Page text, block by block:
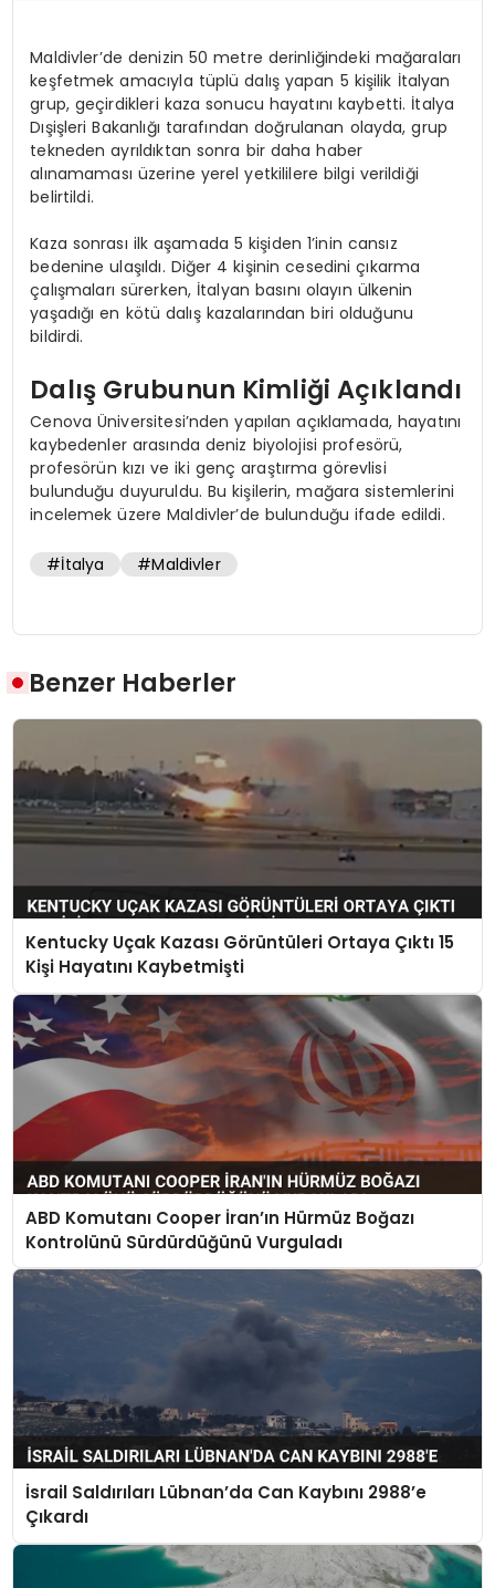
Maldivler’de denizin 50 metre derinliğindeki mağaraları
keşfetmek amacıyla tüplü dalış yapan 5 kişilik İtalyan
grup, geçirdikleri kaza sonucu hayatını kaybetti. İtalya
Dışişleri Bakanlığı tarafından doğrulanan olayda, grup
tekneden ayrıldıktan sonra bir daha haber
alınamaması üzerine yerel yetkililere bilgi verildiği
belirtildi.
Kaza sonrası ilk aşamada 5 kişiden 1’inin cansız
bedenine ulaşıldı. Diğer 4 kişinin cesedini çıkarma
çalışmaları sürerken, İtalyan basını olayın ülkenin
yaşadığı en kötü dalış kazalarından biri olduğunu
bildirdi.
Dalış Grubunun Kimliği Açıklandı
Cenova Üniversitesi’nden yapılan açıklamada, hayatını
kaybedenler arasında deniz biyolojisi profesörü,
profesörün kızı ve iki genç araştırma görevlisi
bulunduğu duyuruldu. Bu kişilerin, mağara sistemlerini
incelemek üzere Maldivler’de bulunduğu ifade edildi.
#İtalya #Maldivler
Benzer Haberler
Kentucky Uçak Kazası Görüntüleri Ortaya Çıktı 15
Kişi Hayatını Kaybetmişti
ABD Komutanı Cooper İran’ın Hürmüz Boğazı
Kontrolünü Sürdürdüğünü Vurguladı
İsrail Saldırıları Lübnan’da Can Kaybını 2988’e
Çıkardı